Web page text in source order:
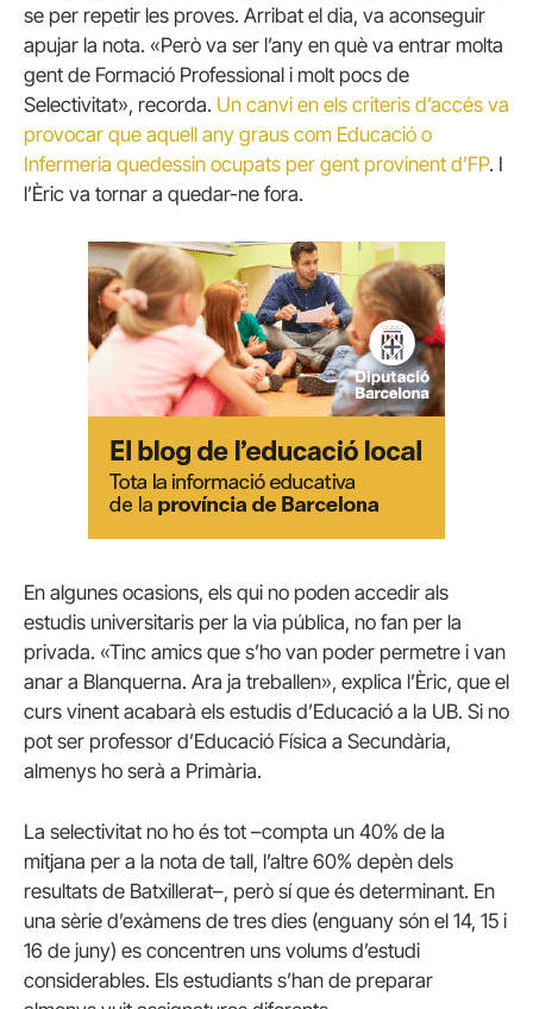
se per repetir les proves. Arribat el dia, va aconseguir
apujar la nota. «Però va ser l’any en què va entrar molta
gent de Formació Professional i molt pocs de
Selectivitat», recorda. Un canvi en els criteris d’accés va
provocar que aquell any graus com Educació o
Infermeria quedessin ocupats per gent provinent d’FP. I
l’Èric va tornar a quedar-ne fora.
En algunes ocasions, els qui no poden accedir als
estudis universitaris per la via pública, no fan per la
privada. «Tinc amics que s’ho van poder permetre i van
anar a Blanquerna. Ara ja treballen», explica l’Èric, que el
curs vinent acabarà els estudis d’Educació a la UB. Si no
pot ser professor d’Educació Física a Secundària,
almenys ho serà a Primària.
La selectivitat no ho és tot –compta un 40% de la
mitjana per a la nota de tall, l’altre 60% depèn dels
resultats de Batxillerat–, però sí que és determinant. En
una sèrie d’exàmens de tres dies (enguany són el 14, 15 i
16 de juny) es concentren uns volums d’estudi
considerables. Els estudiants s’han de preparar